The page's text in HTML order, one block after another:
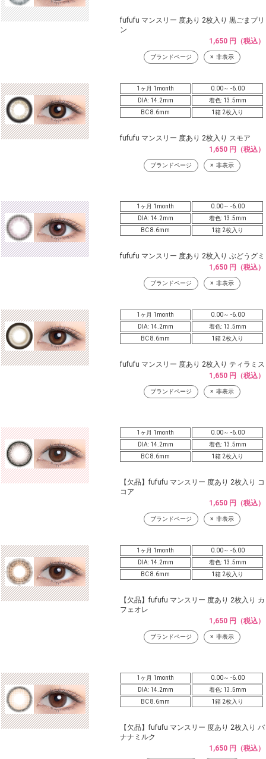
fufufu マンスリー 度あり 2枚入り 黒ごまプリ
ン
1,650 円（税込）
ブランドページ 非表示
1ヶ月 1month
0.00～ -6.00
DIA: 14.2mm
着色: 13.5mm
BC 8.6mm
1箱 2枚入り
fufufu マンスリー 度あり 2枚入り スモア
1,650 円（税込）
ブランドページ 非表示
1ヶ月 1month
0.00～ -6.00
DIA: 14.2mm
着色: 13.5mm
BC 8.6mm
1箱 2枚入り
fufufu マンスリー 度あり 2枚入り ぶどうグミ
1,650 円（税込）
ブランドページ 非表示
1ヶ月 1month
0.00～ -6.00
DIA: 14.2mm
着色: 13.5mm
BC 8.6mm
1箱 2枚入り
fufufu マンスリー 度あり 2枚入り ティラミス
1,650 円（税込）
ブランドページ 非表示
1ヶ月 1month
0.00～ -6.00
DIA: 14.2mm
着色: 13.5mm
BC 8.6mm
1箱 2枚入り
【欠品】fufufu マンスリー 度あり 2枚入り コ
コア
1,650 円（税込）
ブランドページ 非表示
1ヶ月 1month
0.00～ -6.00
DIA: 14.2mm
着色: 13.5mm
BC 8.6mm
1箱 2枚入り
【欠品】fufufu マンスリー 度あり 2枚入り カ
フェオレ
1,650 円（税込）
ブランドページ 非表示
1ヶ月 1month
0.00～ -6.00
DIA: 14.2mm
着色: 13.5mm
BC 8.6mm
1箱 2枚入り
【欠品】fufufu マンスリー 度あり 2枚入り バ
ナナミルク
1,650 円（税込）